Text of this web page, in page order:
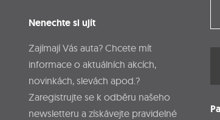
Nenechte si ujít
Zajímají Vás auta? Chcete mít
informace o aktuálních akcích,
novinkách, slevách apod.?
Zaregistrujte se k odběru našeho
newsletteru a získávejte pravidelné